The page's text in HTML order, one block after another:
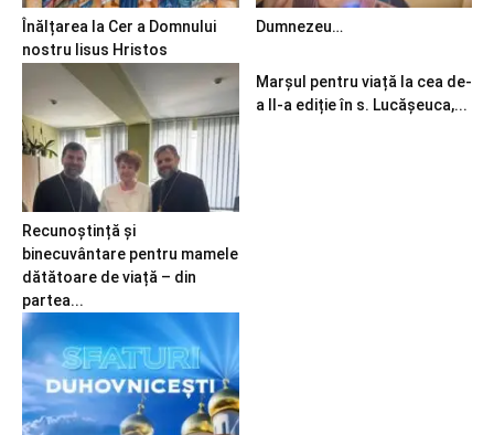
Înălțarea la Cer a Domnului
nostru Iisus Hristos
Dumnezeu…
Recunoștință și
binecuvântare pentru mamele
dătătoare de viață – din
partea...
Marșul pentru viață la cea de-
a II-a ediție în s. Lucășeuca,...